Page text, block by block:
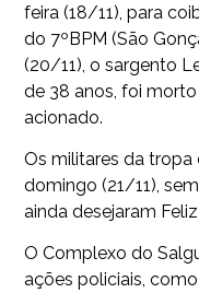
feira (18/11), para
do 7ºBPM (São
(20/11), o sargento
de 38 anos, foi
acionado.
Os militares da tropa
domingo (21/11),
ainda desejaram
O Complexo do
ações policiais,